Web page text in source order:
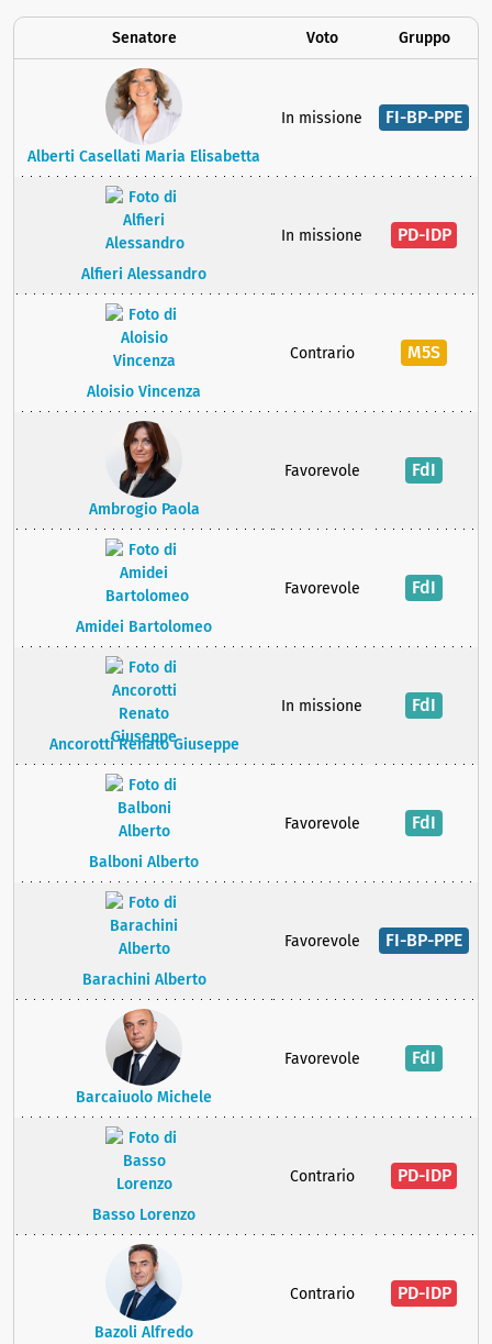
Senatore Voto Gruppo
Alberti Casellati Maria Elisabetta
In missione FI-BP-PPE
Alfieri Alessandro
In missione PD-IDP
Aloisio Vincenza
Contrario M5S
Ambrogio Paola
Favorevole FdI
Amidei Bartolomeo
Favorevole FdI
Ancorotti Renato Giuseppe
In missione FdI
Balboni Alberto
Favorevole FdI
Barachini Alberto
Favorevole FI-BP-PPE
Barcaiuolo Michele
Favorevole FdI
Basso Lorenzo
Contrario PD-IDP
Bazoli Alfredo
Contrario PD-IDP